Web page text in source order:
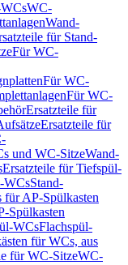
WC-
Wand-
für Stand-
Für WC-
Für WC-
Für WC-
Ersatzteile für
Ersatzteile für
und WC-SitzeWand-
Ersatzteile für Tiefspül-
WCsStand-
AP-Spülkasten
Spülkasten
WCsFlachspül-
für WCs, aus
für WC-SitzeWC-